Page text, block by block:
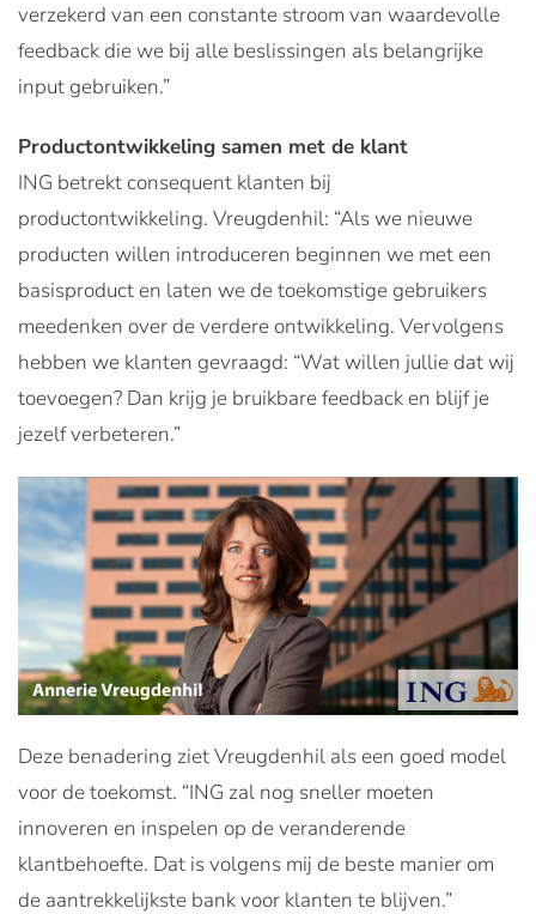
verzekerd van een constante stroom van waardevolle
feedback die we bij alle beslissingen als belangrijke
input gebruiken.”
Productontwikkeling samen met de klant
ING betrekt consequent klanten bij
productontwikkeling. Vreugdenhil: “Als we nieuwe
producten willen introduceren beginnen we met een
basisproduct en laten we de toekomstige gebruikers
meedenken over de verdere ontwikkeling. Vervolgens
hebben we klanten gevraagd: “Wat willen jullie dat wij
toevoegen? Dan krijg je bruikbare feedback en blijf je
jezelf verbeteren.”
Deze benadering ziet Vreugdenhil als een goed model
voor de toekomst. “ING zal nog sneller moeten
innoveren en inspelen op de veranderende
klantbehoefte. Dat is volgens mij de beste manier om
de aantrekkelijkste bank voor klanten te blijven.”